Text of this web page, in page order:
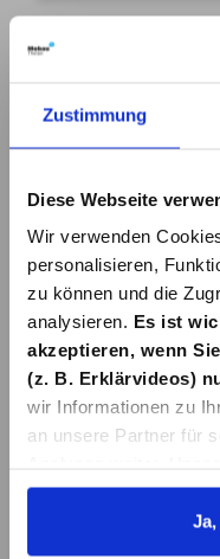
Zustimmung
Diese Webseite
Wir verwenden
personalisieren,
zu können und die
analysieren. Es ist
akzeptieren, wenn
(z. B. Erklärvideos)
wir Informationen zu
an unsere Partner für
Informationen
zusammen, die Sie
sie im Rahmen Ihrer
Don Marco´s
„
Don“ Marco Greulich
Grund dafür dass wir
Marco´s“ bei unserem
wurde das
vor über 20 Jahren